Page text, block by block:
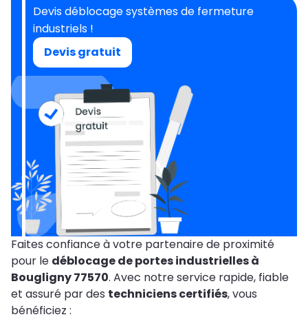
Devis déblocage systèmes de fermeture
industriels !
Devis gratuit
Faites confiance à votre partenaire de proximité
pour le déblocage de portes industrielles à
Bougligny 77570. Avec notre service rapide, fiable
et assuré par des techniciens certifiés, vous
bénéficiez :